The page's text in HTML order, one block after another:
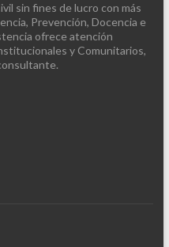
sin fines de lucro con más
Prevención, Docencia e
ofrece atención
y Comunitarios,